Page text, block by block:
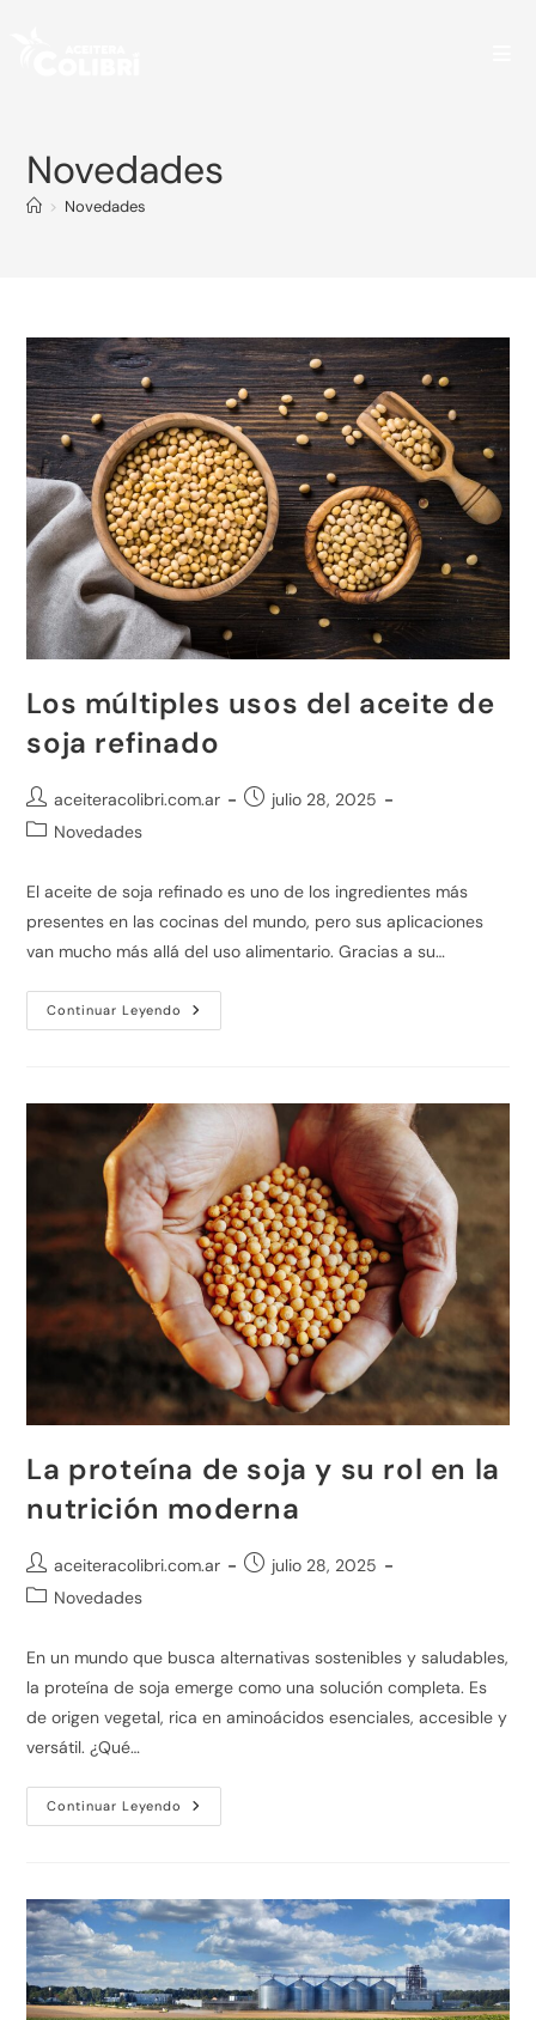
Novedades
> Novedades
Los múltiples usos del aceite de
soja refinado
aceiteracolibri.com.ar
julio 28, 2025
Novedades
El aceite de soja refinado es uno de los ingredientes más
presentes en las cocinas del mundo, pero sus aplicaciones
van mucho más allá del uso alimentario. Gracias a su…
Continuar Leyendo
La proteína de soja y su rol en la
nutrición moderna
aceiteracolibri.com.ar
julio 28, 2025
Novedades
En un mundo que busca alternativas sostenibles y saludables,
la proteína de soja emerge como una solución completa. Es
de origen vegetal, rica en aminoácidos esenciales, accesible y
versátil. ¿Qué…
Continuar Leyendo